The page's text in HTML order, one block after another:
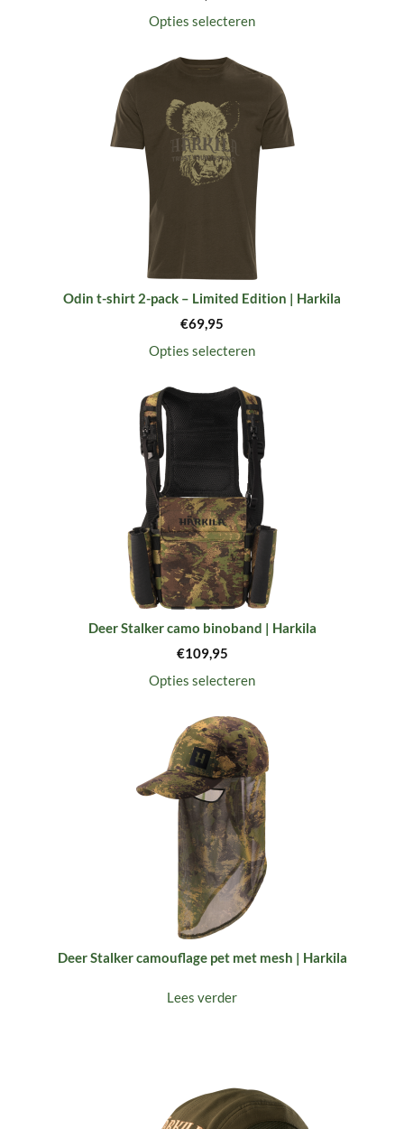
Opties selecteren
Odin t-shirt 2-pack – Limited Edition | Harkila
€69,95
Opties selecteren
Deer Stalker camo binoband | Harkila
€109,95
Opties selecteren
Deer Stalker camouflage pet met mesh | Harkila
Lees verder